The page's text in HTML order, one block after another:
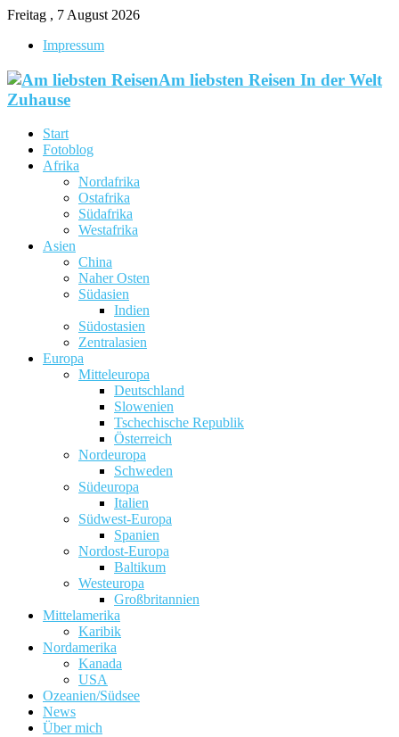
Freitag , 7 August 2026
Impressum
Am liebsten Reisen In der Welt
Zuhause
Start
Fotoblog
Afrika
Nordafrika
Ostafrika
Südafrika
Westafrika
Asien
China
Naher Osten
Südasien
Indien
Südostasien
Zentralasien
Europa
Mitteleuropa
Deutschland
Slowenien
Tschechische Republik
Österreich
Nordeuropa
Schweden
Südeuropa
Italien
Südwest-Europa
Spanien
Nordost-Europa
Baltikum
Westeuropa
Großbritannien
Mittelamerika
Karibik
Nordamerika
Kanada
USA
Ozeanien/Südsee
News
Über mich